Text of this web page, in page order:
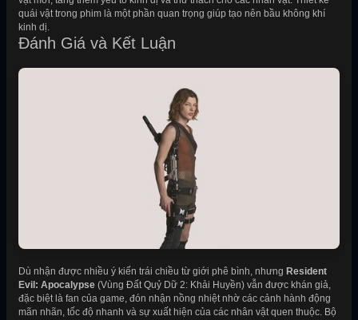
quái vật trong phim là một phần quan trọng giúp tạo nên bầu không khí
kinh dị.
Đánh Giá và Kết Luận
Dù nhận được nhiều ý kiến trái chiều từ giới phê bình, nhưng Resident
Evil: Apocalypse (Vùng Đất Quỷ Dữ 2: Khải Huyền) vẫn được khán giả,
đặc biệt là fan của game, đón nhận nồng nhiệt nhờ các cảnh hành động
mãn nhãn, tốc độ nhanh và sự xuất hiện của các nhân vật quen thuộc. Bộ